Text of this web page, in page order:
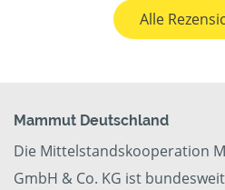
Alle
Mammut Deutschland
Die Mittelstandskooperation
GmbH & Co. KG ist